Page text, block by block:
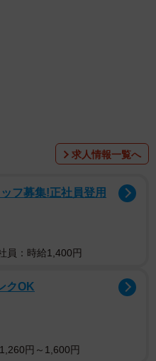
日生まれ 岐阜県出身 ス
液型：O型 ドラマ『しあ
求人情報一覧へ
フ募集!正社員登用
員：時給1,400円
クOK
円～1,600円